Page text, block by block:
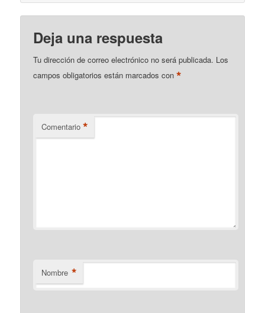
Deja una respuesta
Tu dirección de correo electrónico no será publicada. Los
campos obligatorios están marcados con*
Comentario *
Nombre *